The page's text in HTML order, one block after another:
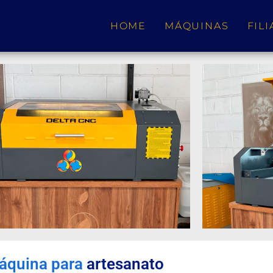
HOME MÁQUINAS
para artesanato